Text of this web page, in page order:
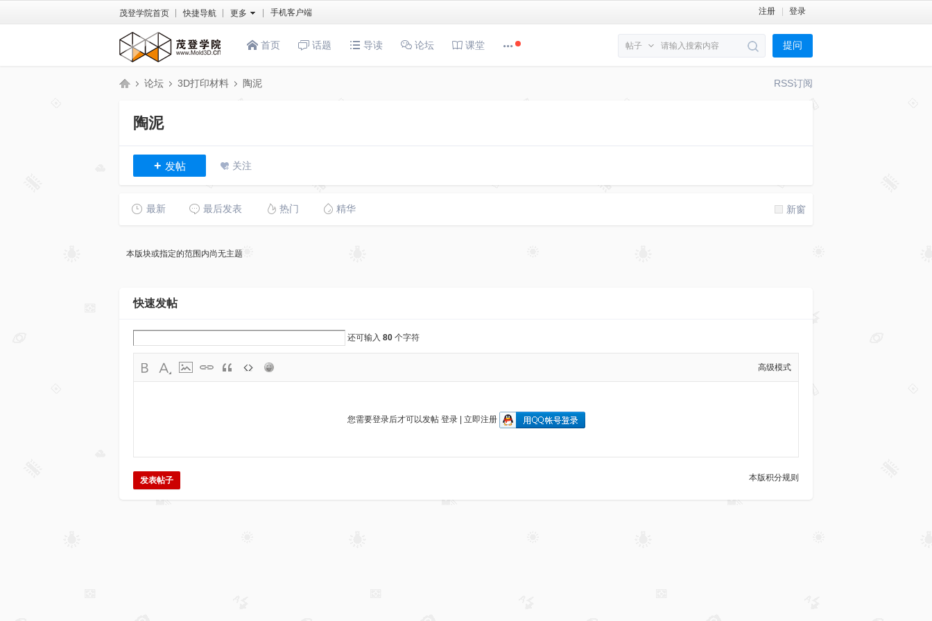
茂登学院首页 快捷导航 更多 手机客户端 注册 登录
首页 话题 导读 论坛 课堂 提问
帖子
论坛 3D打印材料 陶泥 RSS订阅
陶泥
+ 发帖 关注
最新 最后发表 热门 精华 新窗
本版块或指定的范围内尚无主题
快速发帖
还可输入 80 个字符
高级模式
您需要登录后才可以发帖 登录| 立即注册
本版积分规则
发表帖子